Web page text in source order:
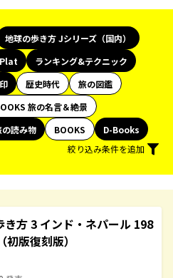
地球の歩き方 Jシリーズ（国内）
Plat
ランキング&テクニック
歴史時代
旅の図鑑
旅の名言＆絶景
読み物 BOOKS
D-Books
絞り込み条件を追加
き方 3 インド・ネパール 198
初版復刻版）